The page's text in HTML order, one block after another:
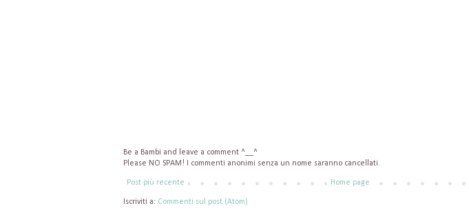
Be a Bambi and leave a comment ^__^
Please NO SPAM! I commenti anonimi senza un nome saranno cancellati.
Post più recente Home page
Iscriviti a: Commenti sul post (Atom)